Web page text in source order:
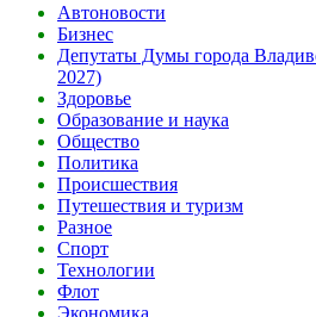
Автоновости
Бизнес
Депутаты Думы города
2027)
Здоровье
Образование и наука
Общество
Политика
Происшествия
Путешествия и туризм
Разное
Спорт
Технологии
Флот
Экономика